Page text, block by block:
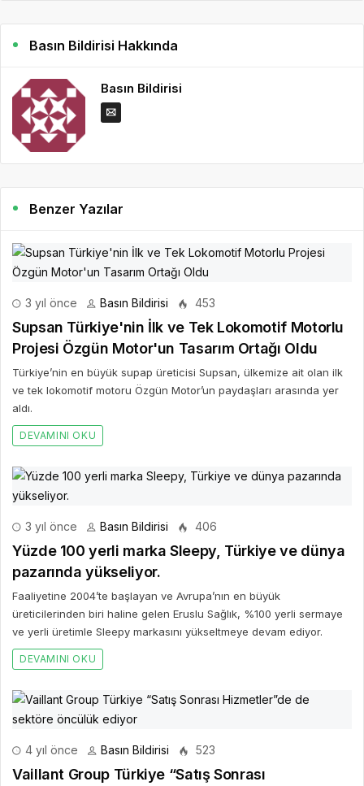
Basın Bildirisi Hakkında
Basın Bildirisi
Benzer Yazılar
3 yıl önce Basın Bildirisi 453
Supsan Türkiye'nin İlk ve Tek Lokomotif Motorlu
Projesi Özgün Motor'un Tasarım Ortağı Oldu
Türkiye’nin en büyük supap üreticisi Supsan, ülkemize ait olan ilk
ve tek lokomotif motoru Özgün Motor’un paydaşları arasında yer
aldı.
DEVAMINI OKU
3 yıl önce Basın Bildirisi 406
Yüzde 100 yerli marka Sleepy, Türkiye ve dünya
pazarında yükseliyor.
Faaliyetine 2004’te başlayan ve Avrupa’nın en büyük
üreticilerinden biri haline gelen Eruslu Sağlık, %100 yerli sermaye
ve yerli üretimle Sleepy markasını yükseltmeye devam ediyor.
DEVAMINI OKU
4 yıl önce Basın Bildirisi 523
Vaillant Group Türkiye “Satış Sonrası